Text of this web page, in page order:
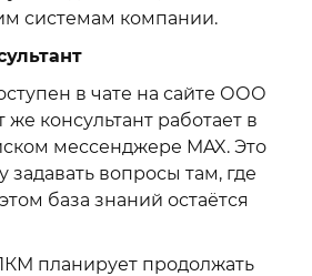
системам компании.
в чате на сайте ООО
консультант работает в
мессенджере MAX. Это
задавать вопросы там, где
база знаний остаётся
планирует продолжать